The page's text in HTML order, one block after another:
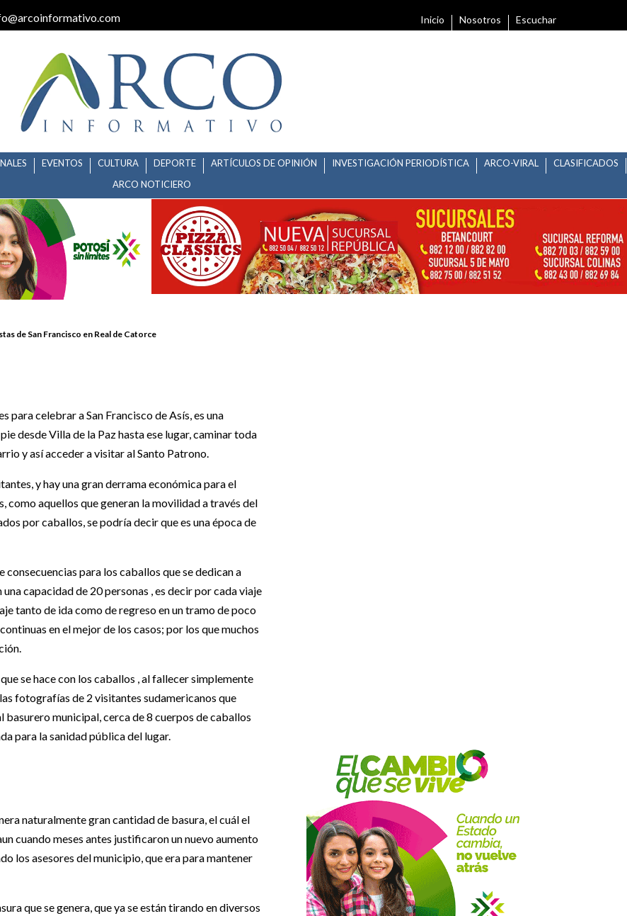
Inicio Nosotros Escuchar
EVENTOS CULTURA DEPORTE ARTÍCULOS DE OPINIÓN INVESTIGACIÓN PERIODÍSTICA ARCO-VIRAL
CLASIFICADOS
ARCO NOTICIERO
de San Francisco en Real de Catorce
FIESTAS DE SAN FRANCISCO EN REAL DE CATORCE
celebrar a San Francisco de Asís, es una
desde Villa de la Paz hasta ese lugar, caminar toda
y así acceder a visitar al Santo Patrono.
y hay una gran derrama económica para el
aquellos que generan la movilidad a través del
por caballos, se podría decir que es una época de
para los caballos que se dedican a
capacidad de 20 personas , es decir por cada viaje
tanto de ida como de regreso en un tramo de poco
en el mejor de los casos; por los que muchos
se hace con los caballos , al fallecer simplemente
fotografías de 2 visitantes sudamericanos que
basurero municipal, cerca de 8 cuerpos de caballos
para la sanidad pública del lugar.
naturalmente gran cantidad de basura, el cuál el
cuando meses antes justificaron un nuevo aumento
los asesores del municipio, que era para mantener
que se genera, que ya se están tirando en diversos